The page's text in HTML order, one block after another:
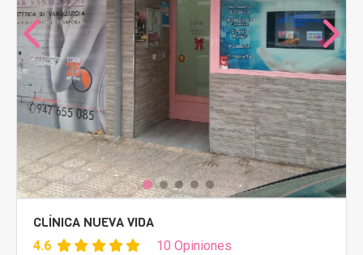
CLÍNICA NUEVA VIDA
4.6 10 Opiniones